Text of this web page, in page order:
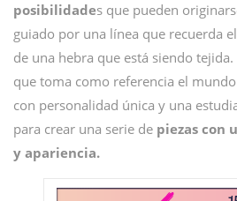
posibilidades que pueden
guiado por una línea que recuerda
de una hebra que está siendo
que toma como referencia el
con personalidad única y una
para crear una serie de piezas con
y apariencia.